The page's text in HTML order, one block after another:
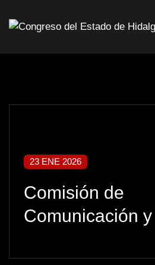
23 ENE 2026
Comisión de
Comunicación